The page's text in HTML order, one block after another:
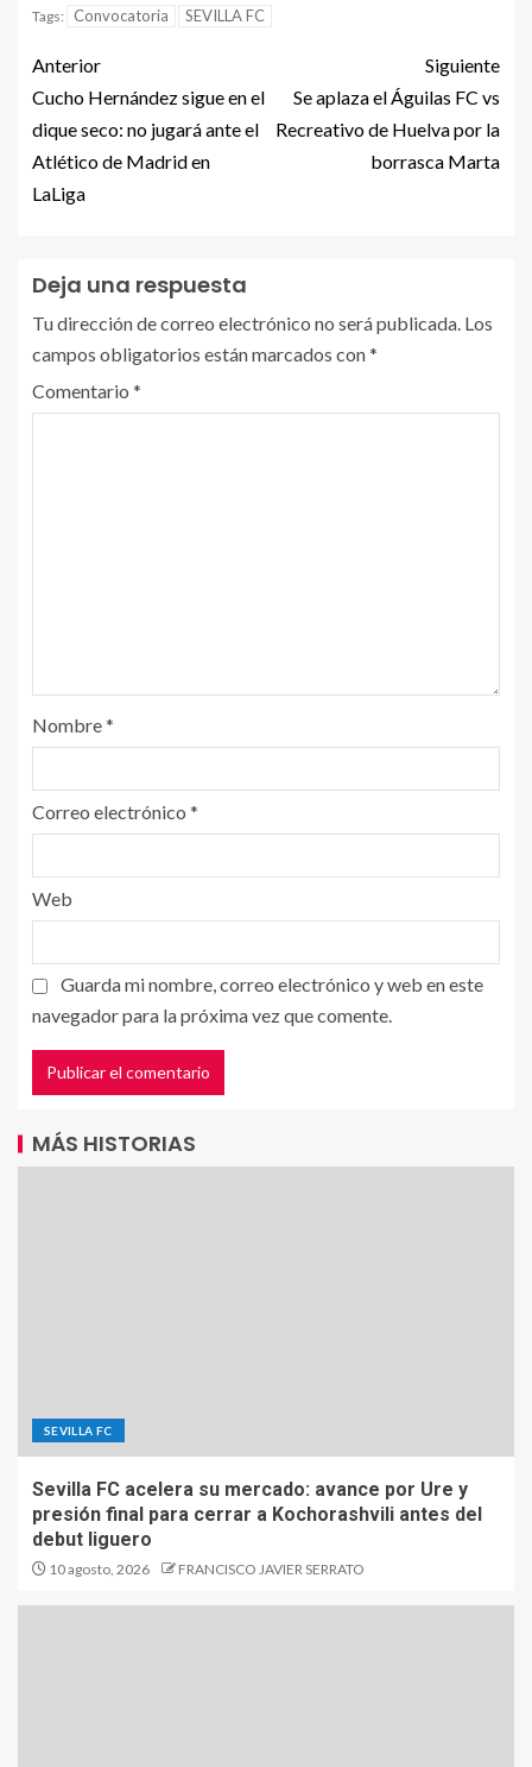
Tags: Convocatoria SEVILLA FC
Anterior
Cucho Hernández sigue en el
dique seco: no jugará ante el
Atlético de Madrid en
LaLiga
Siguiente
Se aplaza el Águilas FC vs
Recreativo de Huelva por la
borrasca Marta
Deja una respuesta
Tu dirección de correo electrónico no será publicada. Los
campos obligatorios están marcados con*
Comentario *
Nombre*
Correo electrónico *
Web
Guarda mi nombre, correo electrónico y web en este
navegador para la próxima vez que comente.
MÁS HISTORIAS
SEVILLA FC
Sevilla FC acelera su mercado: avance por Ure y
presión final para cerrar a Kochorashvili antes del
debut liguero
10 agosto, 2026 FRANCISCO JAVIER SERRATO